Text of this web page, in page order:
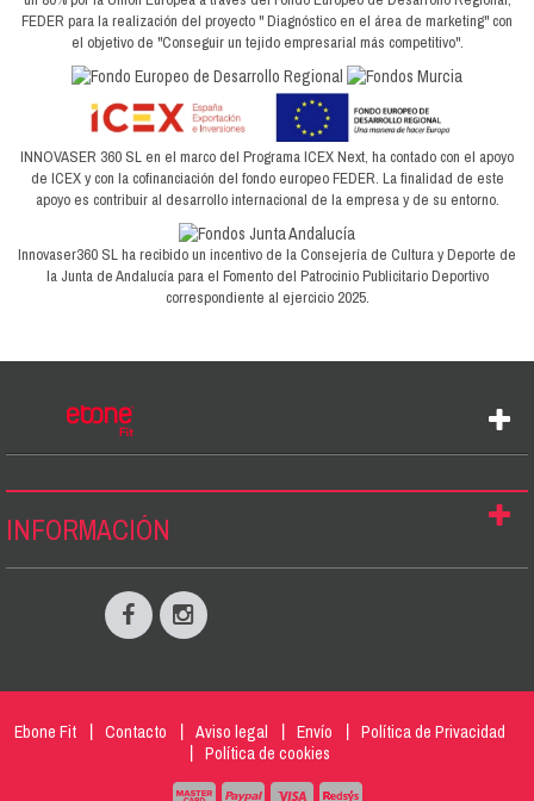
FEDER para la realización del proyecto " Diagnóstico en el área de marketing" con
el objetivo de "Conseguir un tejido empresarial más competitivo".
INNOVASER 360 SL en el marco del Programa ICEX Next, ha contado con el apoyo
de ICEX y con la cofinanciación del fondo europeo FEDER. La finalidad de este
apoyo es contribuir al desarrollo internacional de la empresa y de su entorno.
Innovaser360 SL ha recibido un incentivo de la Consejería de Cultura y Deporte de
la Junta de Andalucía para el Fomento del Patrocinio Publicitario Deportivo
correspondiente al ejercicio 2025.
INFORMACIÓN
Ebone Fit Contacto Aviso legal Envío
Política de Privacidad
Política de cookies